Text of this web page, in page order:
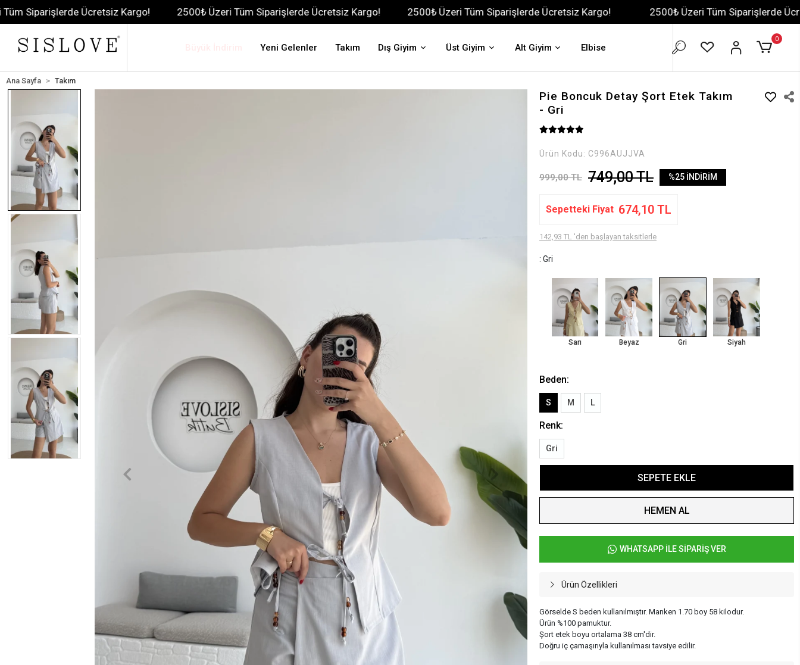
Ücretsiz Kargo! 2500₺ Üzeri Tüm Siparişlerde Ücretsiz Kargo! 2500₺ Üzeri Tüm Siparişlerde Ücretsiz Kargo! 2500₺ Üzeri Tüm Siparişlerde Ücretsiz Kargo!
Yeni Gelenler Takım Dış Giyim Üst Giyim Alt Giyim Elbise
0
Ana Sayfa Takım
Pie Boncuk Detay Şort Etek Takım
- Gri
Ürün Kodu: C996AUJJVA
999,00 TL 749,00 TL %25 İNDİRİM
Sepetteki Fiyat 674,10 TL
142,93 TL 'den başlayan taksitlerle
: Gri
Sarı Beyaz Gri Siyah
Beden:
S M L
Renk:
Gri
SEPETE EKLE
HEMEN AL
WHATSAPP İLE SİPARİŞ VER
Ürün Özellikleri
Görselde S beden kullanılmıştır. Manken 1.70 boy 58 kilodur.
Ürün %100 pamuktur.
Şort etek boyu ortalama 38 cm'dir.
Doğru iç çamaşırıyla kullanılması tavsiye edilir.